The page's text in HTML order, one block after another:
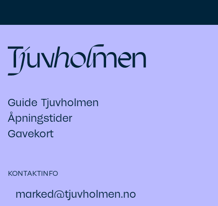
Guide Tjuvholmen
Åpningstider
Gavekort
KONTAKTINFO
marked@​tjuvholmen.no